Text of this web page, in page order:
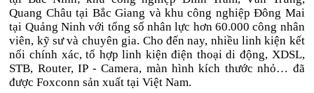
Quang Châu tại Bắc Giang và khu công nghiệp Đông Mai
tại Quảng Ninh với tổng số nhân lực hơn 60.000 công nhân
viên, kỹ sư và chuyên gia. Cho đến nay, nhiều linh kiện kết
nối chính xác, tổ hợp linh kiện điện thoại di động, XDSL,
STB, Router, IP - Camera, màn hình kích thước nhỏ… đã
được Foxconn sản xuất tại Việt Nam.